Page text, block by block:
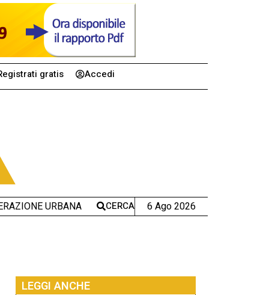
gratis Accedi
URBANA CERCA 6 Ago 2026
LEGGI ANCHE